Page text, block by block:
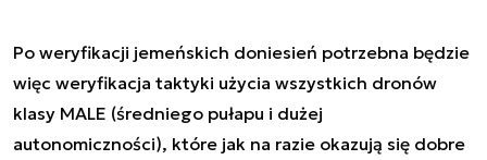
Po weryfikacji jemeńskich doniesień potrzebna będzie
więc weryfikacja taktyki użycia wszystkich dronów
klasy MALE (średniego pułapu i dużej
autonomiczności), które jak na razie okazują się dobre